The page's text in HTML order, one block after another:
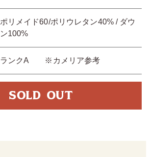
ポリメイド60/ポリウレタン40% / ダウ
ン100%
ランクA ※カメリア参考
SOLD OUT